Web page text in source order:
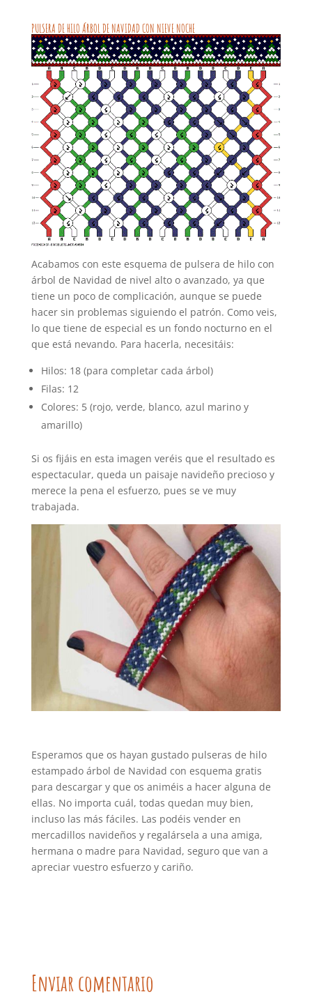
PULSERA DE HILO ÁRBOL DE NAVIDAD CON NIEVE NOCHE
Acabamos con este esquema de pulsera de hilo con
árbol de Navidad de nivel alto o avanzado, ya que
tiene un poco de complicación, aunque se puede
hacer sin problemas siguiendo el patrón. Como veis,
lo que tiene de especial es un fondo nocturno en el
que está nevando. Para hacerla, necesitáis:
Hilos: 18 (para completar cada árbol)
Filas: 12
Colores: 5 (rojo, verde, blanco, azul marino y
amarillo)
Si os fijáis en esta imagen veréis que el resultado es
espectacular, queda un paisaje navideño precioso y
merece la pena el esfuerzo, pues se ve muy
trabajada.
Esperamos que os hayan gustado pulseras de hilo
estampado árbol de Navidad con esquema gratis
para descargar y que os animéis a hacer alguna de
ellas. No importa cuál, todas quedan muy bien,
incluso las más fáciles. Las podéis vender en
mercadillos navideños y regalársela a una amiga,
hermana o madre para Navidad, seguro que van a
apreciar vuestro esfuerzo y cariño.
Enviar comentario